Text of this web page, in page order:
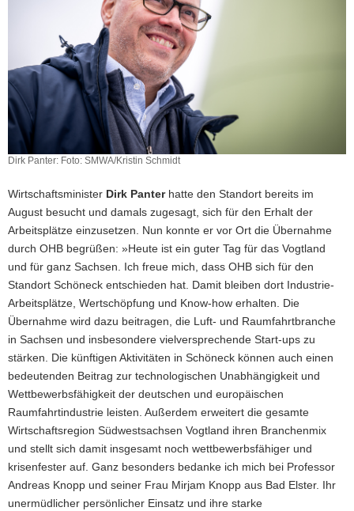
Dirk Panter: Foto: SMWA/Kristin Schmidt
Wirtschaftsminister Dirk Panterhatte den Standort bereits im
August besucht und damals zugesagt, sich für den Erhalt der
Arbeitsplätze einzusetzen. Nun konnte er vor Ort die Übernahme
durch OHB begrüßen: »Heute ist ein guter Tag für das Vogtland
und für ganz Sachsen. Ich freue mich, dass OHB sich für den
Standort Schöneck entschieden hat. Damit bleiben dort Industrie-
Arbeitsplätze, Wertschöpfung und Know-how erhalten. Die
Übernahme wird dazu beitragen, die Luft- und Raumfahrtbranche
in Sachsen und insbesondere vielversprechende Start-ups zu
stärken. Die künftigen Aktivitäten in Schöneck können auch einen
bedeutenden Beitrag zur technologischen Unabhängigkeit und
Wettbewerbsfähigkeit der deutschen und europäischen
Raumfahrtindustrie leisten. Außerdem erweitert die gesamte
Wirtschaftsregion Südwestsachsen Vogtland ihren Branchenmix
und stellt sich damit insgesamt noch wettbewerbsfähiger und
krisenfester auf. Ganz besonders bedanke ich mich bei Professor
Andreas Knopp und seiner Frau Mirjam Knopp aus Bad Elster. Ihr
unermüdlicher persönlicher Einsatz und ihre starke